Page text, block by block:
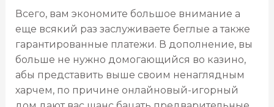
Всего, вам экономите большое внимание а
еще всякий раз заслуживаете беглые а также
гарантированные платежи. В дополнение, вы
больше не нужно домогающийся во казино,
абы представить выше своим ненаглядным
харчем, по причине онлайновый-игорный